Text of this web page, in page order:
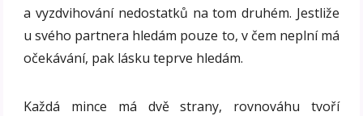
a vyzdvihování nedostatků na tom druhém. Jestliže
u svého partnera hledám pouze to, v čem neplní má
očekávání, pak lásku teprve hledám.
Každá mince má dvě strany, rovnováhu tvoří